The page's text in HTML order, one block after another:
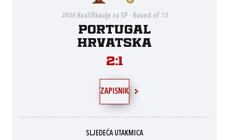
2026 Kvalifikacije za SP - Round of 32
Portugal
Hrvatska
2:1
ZAPISNIK
SLJEDEĆA UTAKMICA